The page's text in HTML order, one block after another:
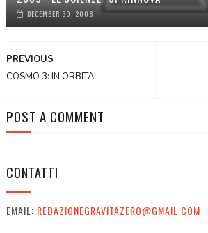
DECEMBER 30, 2008
PREVIOUS
COSMO 3: IN ORBITA!
POST A COMMENT
CONTATTI
EMAIL: REDAZIONEGRAVITAZERO@GMAIL.COM